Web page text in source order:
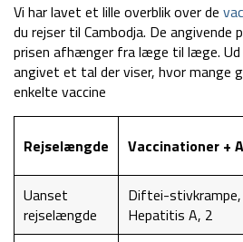
Vi har lavet et lille overblik over de
du rejser til Cambodja. De angivende
prisen afhænger fra læge til læge. Ud
angivet et tal der viser, hvor mange
enkelte vaccine
Rejselængde Vaccinationer +
Uanset
rejselængde
Diftei-stivkrampe,
Hepatitis A, 2